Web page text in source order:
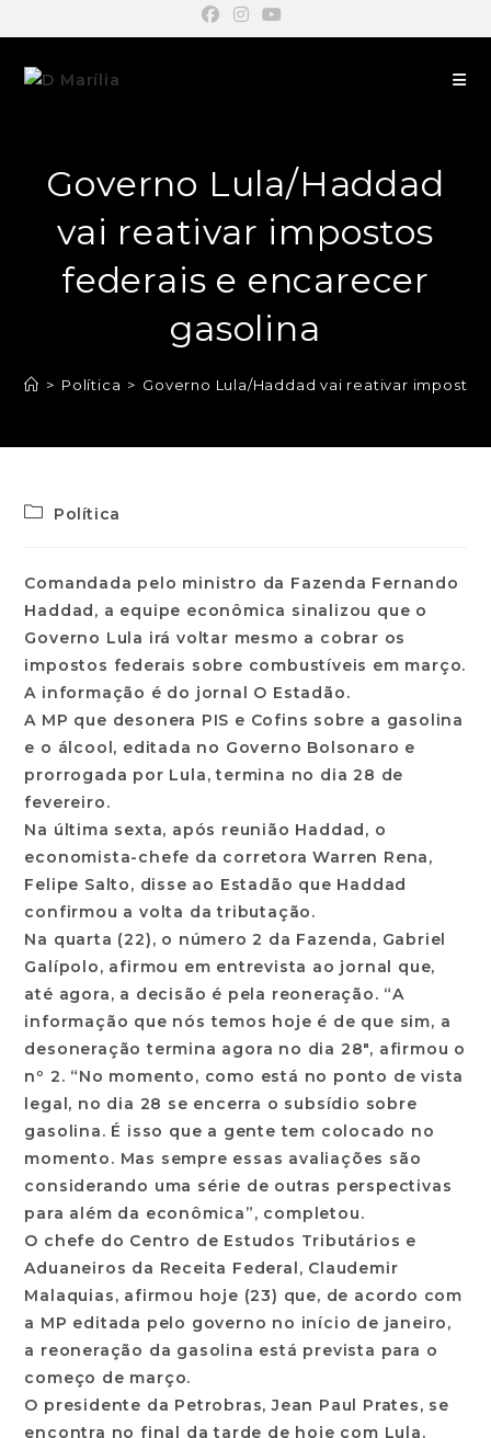
Governo Lula/Haddad
vai reativar impostos
federais e encarecer
gasolina
> Política > Governo Lula/Haddad vai reativar
Política
Comandada pelo ministro da Fazenda Fernando
Haddad, a equipe econômica sinalizou que o
Governo Lula irá voltar mesmo a cobrar os
impostos federais sobre combustíveis em março.
A informação é do jornal O Estadão.
A MP que desonera PIS e Cofins sobre a gasolina
e o álcool, editada no Governo Bolsonaro e
prorrogada por Lula, termina no dia 28 de
fevereiro.
Na última sexta, após reunião Haddad, o
economista-chefe da corretora Warren Rena,
Felipe Salto, disse ao Estadão que Haddad
confirmou a volta da tributação.
Na quarta (22), o número 2 da Fazenda, Gabriel
Galípolo, afirmou em entrevista ao jornal que,
até agora, a decisão é pela reoneração. “A
informação que nós temos hoje é de que sim, a
desoneração termina agora no dia 28″, afirmou o
nº 2. “No momento, como está no ponto de vista
legal, no dia 28 se encerra o subsídio sobre
gasolina. É isso que a gente tem colocado no
momento. Mas sempre essas avaliações são
considerando uma série de outras perspectivas
para além da econômica”, completou.
O chefe do Centro de Estudos Tributários e
Aduaneiros da Receita Federal, Claudemir
Malaquias, afirmou hoje (23) que, de acordo com
a MP editada pelo governo no início de janeiro,
a reoneração da gasolina está prevista para o
começo de março.
O presidente da Petrobras, Jean Paul Prates, se
encontra no final da tarde de hoje com Lula.